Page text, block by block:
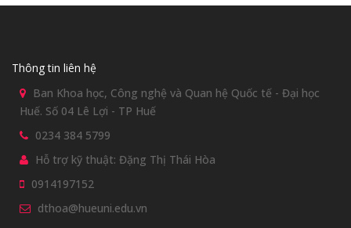
Thông tin liên hệ
Ban Khoa học, Công nghệ và Quan hệ Quốc tế - Đại học
Huế. Số 04 Lê Lợi - TP Huế
0234 384 5799
Hỗ trợ kỹ thuật: Đặng Thị Thái Hòa
0914197152
dthoa@hueuni.edu.vn